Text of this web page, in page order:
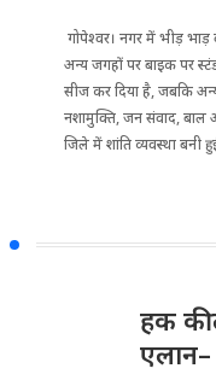
गोपेश्वर। नगर में भीड़
अन्य जगहों पर बाइक पर
सीज कर दिया है, जबकि
नशामुक्ति, जन संवाद, बाल
जिले में शांति व्यवस्था बनी
हक की
एलान–